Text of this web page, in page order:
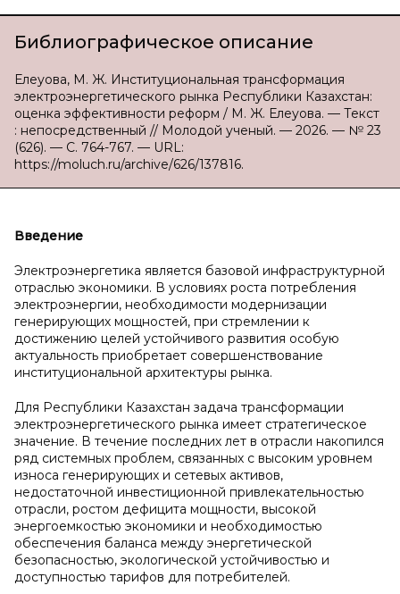
Библиографическое описание
Елеуова, М. Ж. Институциональная трансформация
электроэнергетического рынка Республики Казахстан:
оценка эффективности реформ / М. Ж. Елеуова. — Текст
: непосредственный // Молодой ученый. — 2026. — № 23
(626). — С. 764-767. — URL:
https://moluch.ru/archive/626/137816.
Введение
Электроэнергетика является базовой инфраструктурной
отраслью экономики. В условиях роста потребления
электроэнергии, необходимости модернизации
генерирующих мощностей, при стремлении к
достижению целей устойчивого развития особую
актуальность приобретает совершенствование
институциональной архитектуры рынка.
Для Республики Казахстан задача трансформации
электроэнергетического рынка имеет стратегическое
значение. В течение последних лет в отрасли накопился
ряд системных проблем, связанных с высоким уровнем
износа генерирующих и сетевых активов,
недостаточной инвестиционной привлекательностью
отрасли, ростом дефицита мощности, высокой
энергоемкостью экономики и необходимостью
обеспечения баланса между энергетической
безопасностью, экологической устойчивостью и
доступностью тарифов для потребителей.